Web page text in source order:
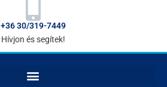
+36 30/319-7449
Hívjon és segítek!